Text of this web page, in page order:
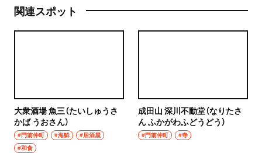
関連スポット
大衆酒場 魚三（たいしゅうさ
かば うおさん）
#門前仲町 #海鮮
#居酒屋
#和食
成田山 深川不動堂（なりたさ
ん ふかがわふどうどう）
#門前仲町 #寺